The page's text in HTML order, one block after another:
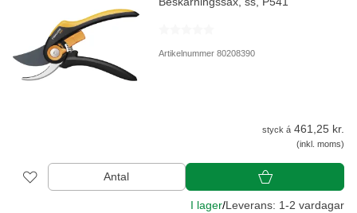
Artikelnummer 80208390
styck á 461,25 kr.
(inkl. moms)
Antal
I lager/Leverans: 1-2 vardagar